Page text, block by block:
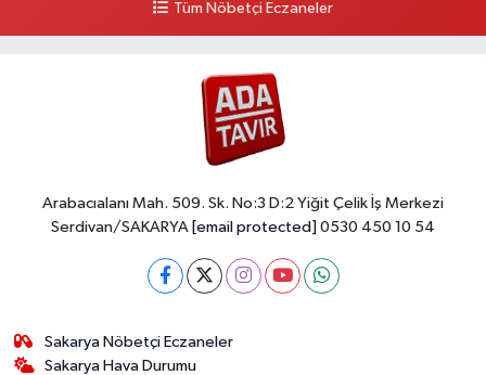
Tüm Nöbetçi Eczaneler
Arabacıalanı Mah. 509. Sk. No:3 D:2 Yiğit Çelik İş Merkezi
Serdivan/SAKARYA [email protected] 0530 450 10 54
Sakarya Nöbetçi Eczaneler
Sakarya Hava Durumu